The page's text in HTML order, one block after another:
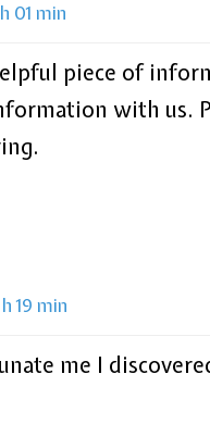
01 min
piece of
with us.
19 min
me I